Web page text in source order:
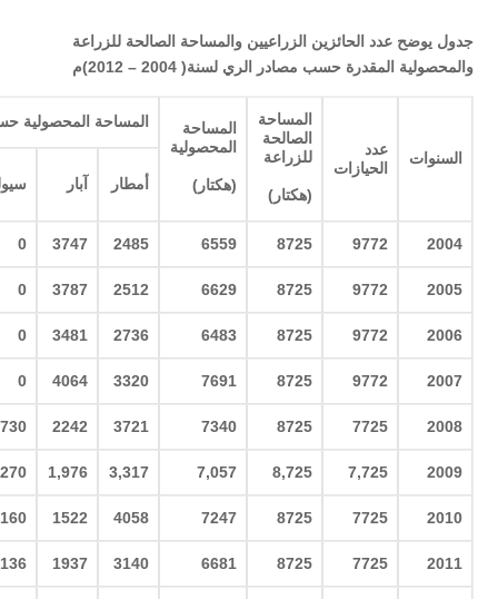
جدول يوضح عدد الحائزين الزراعيين والمساحة الصالحة للزراعة
والمحصولية المقدرة حسب مصادر الري لسنة( 2004 – 2012) م
السنوات
عدد
الحيازات
المساحة
الصالحة
للزراعة
(هكتار)
المساحة
المحصولية
(هكتار)
المساحة المحصولية
أمطار آبار
2004
9772
8725
6559
2485
3747
0
2005
9772
8725
6629
2512
3787
0
2006
9772
8725
6483
2736
3481
0
2007
9772
8725
7691
3320
4064
0
2008
7725
8725
7340
3721
2242
730
2009
7,725
8,725
7,057
3,317
1,976
2010
7725
8725
7247
4058
1522
2011
7725
8725
6681
3140
1937